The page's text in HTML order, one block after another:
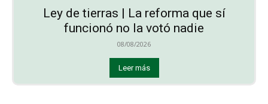
Ley de tierras | La reforma que sí
funcionó no la votó nadie
08/08/2026
Leer más